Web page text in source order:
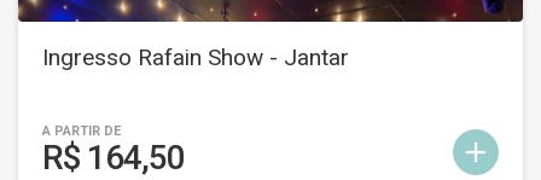
add
Ingresso Rafain Show - Jantar
A PARTIR DE
R$ 164,50